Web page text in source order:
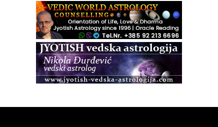
Radionica: Pomagači iz drugih dimenzija Online – otvoreno za
Zagreb+Online
Osnovni ThetaHealing® tečaj, Zagreb i Online
Access BARS®, otpusti stres